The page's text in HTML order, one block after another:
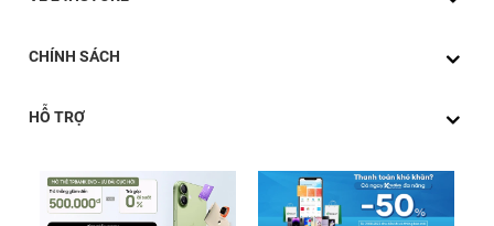
CHÍNH SÁCH
HỖ TRỢ